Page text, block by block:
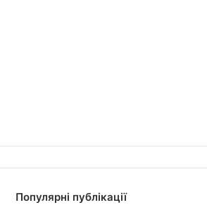
Популярні публікації